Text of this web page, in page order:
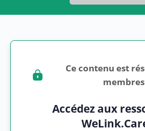
Ce contenu est
membres
Accédez aux